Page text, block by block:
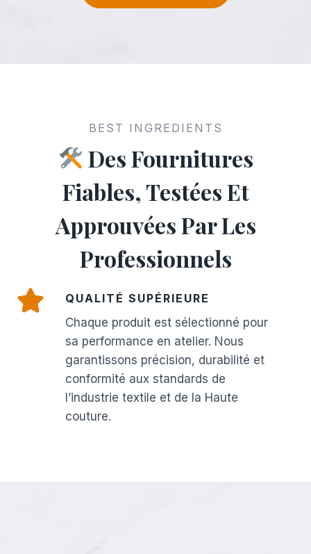
BEST INGREDIENTS
Des Fournitures
Fiables, Testées Et
Approuvées Par Les
Professionnels
QUALITÉ SUPÉRIEURE
Chaque produit est sélectionné pour
sa performance en atelier. Nous
garantissons précision, durabilité et
conformité aux standards de
l’industrie textile et de la Haute
couture.